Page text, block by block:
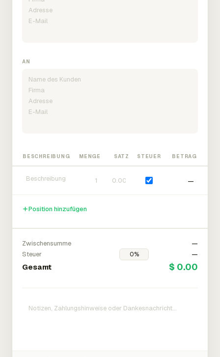
AN
BESCHREIBUNG MENGE SATZ STEUER BETRAG
—
Position hinzufügen
Zwischensumme
—
Steuer
—
Gesamt $ 0.00